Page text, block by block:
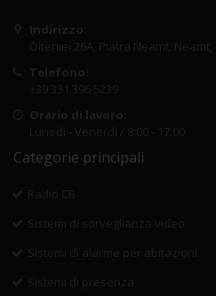
Indirizzo:
Olteniei 26A, Piatra Neamt, Neamt,
Telefono:
+39 331 396 5239
Orario di lavoro:
Lunedi - Venerdi / 8:00 - 17:00
Categorie principali
Radio CB
Sistemi di sorveglianza video
Sistemi di alarme per abitazioni
Sistemi di presenza